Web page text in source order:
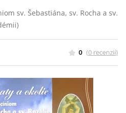
sv. Šebastiána, sv. Rocha a sv.
0 (0 recenzií)